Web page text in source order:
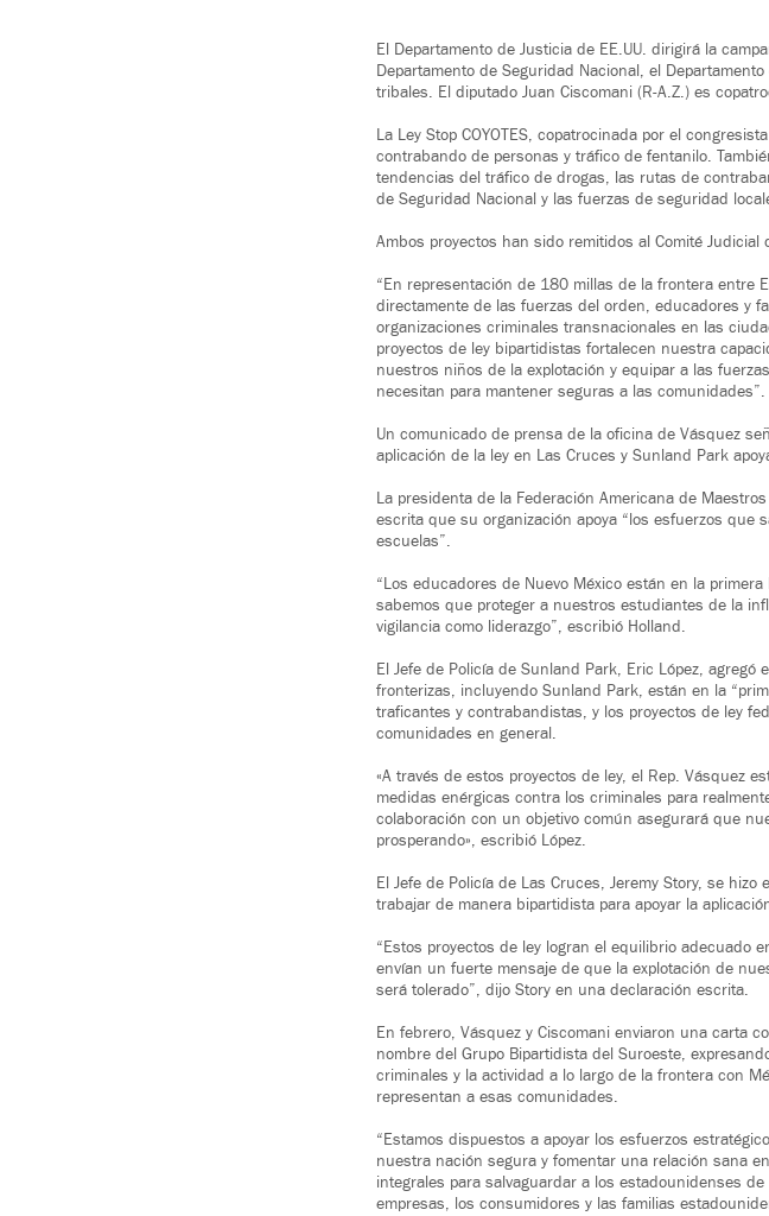
El Departamento de Justicia de EE.UU. dirigirá la
Departamento de Seguridad Nacional, el
tribales. El diputado Juan Ciscomani (R-A.Z.) es
La Ley Stop COYOTES, copatrocinada por el
contrabando de personas y tráfico de fentanilo.
tendencias del tráfico de drogas, las rutas de
de Seguridad Nacional y las fuerzas de seguridad
Ambos proyectos han sido remitidos al Comité Judicial
“En representación de 180 millas de la frontera entre
directamente de las fuerzas del orden, educadores y
organizaciones criminales transnacionales en las
proyectos de ley bipartidistas fortalecen nuestra
nuestros niños de la explotación y equipar a las
necesitan para mantener seguras a las comunidades”.
Un comunicado de prensa de la oficina de Vásquez
aplicación de la ley en Las Cruces y Sunland Park
La presidenta de la Federación Americana de
escrita que su organización apoya “los esfuerzos
escuelas”.
“Los educadores de Nuevo México están en la
sabemos que proteger a nuestros estudiantes de la
vigilancia como liderazgo”, escribió Holland.
El Jefe de Policía de Sunland Park, Eric López,
fronterizas, incluyendo Sunland Park, están en la
traficantes y contrabandistas, y los proyectos de ley
comunidades en general.
«A través de estos proyectos de ley, el Rep. Vásquez
medidas enérgicas contra los criminales para
colaboración con un objetivo común asegurará que
prosperando», escribió López.
El Jefe de Policía de Las Cruces, Jeremy Story, se
trabajar de manera bipartidista para apoyar la
“Estos proyectos de ley logran el equilibrio adecuado
envían un fuerte mensaje de que la explotación de
será tolerado”, dijo Story en una declaración escrita.
En febrero, Vásquez y Ciscomani enviaron una carta
nombre del Grupo Bipartidista del Suroeste,
criminales y la actividad a lo largo de la frontera con
representan a esas comunidades.
“Estamos dispuestos a apoyar los esfuerzos
nuestra nación segura y fomentar una relación sana
integrales para salvaguardar a los estadounidenses
empresas, los consumidores y las familias